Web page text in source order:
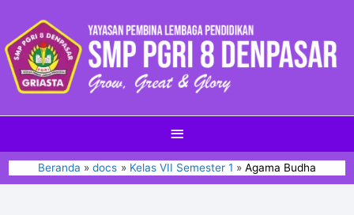
Beranda docs Kelas VII Semester 1 Agama Budha